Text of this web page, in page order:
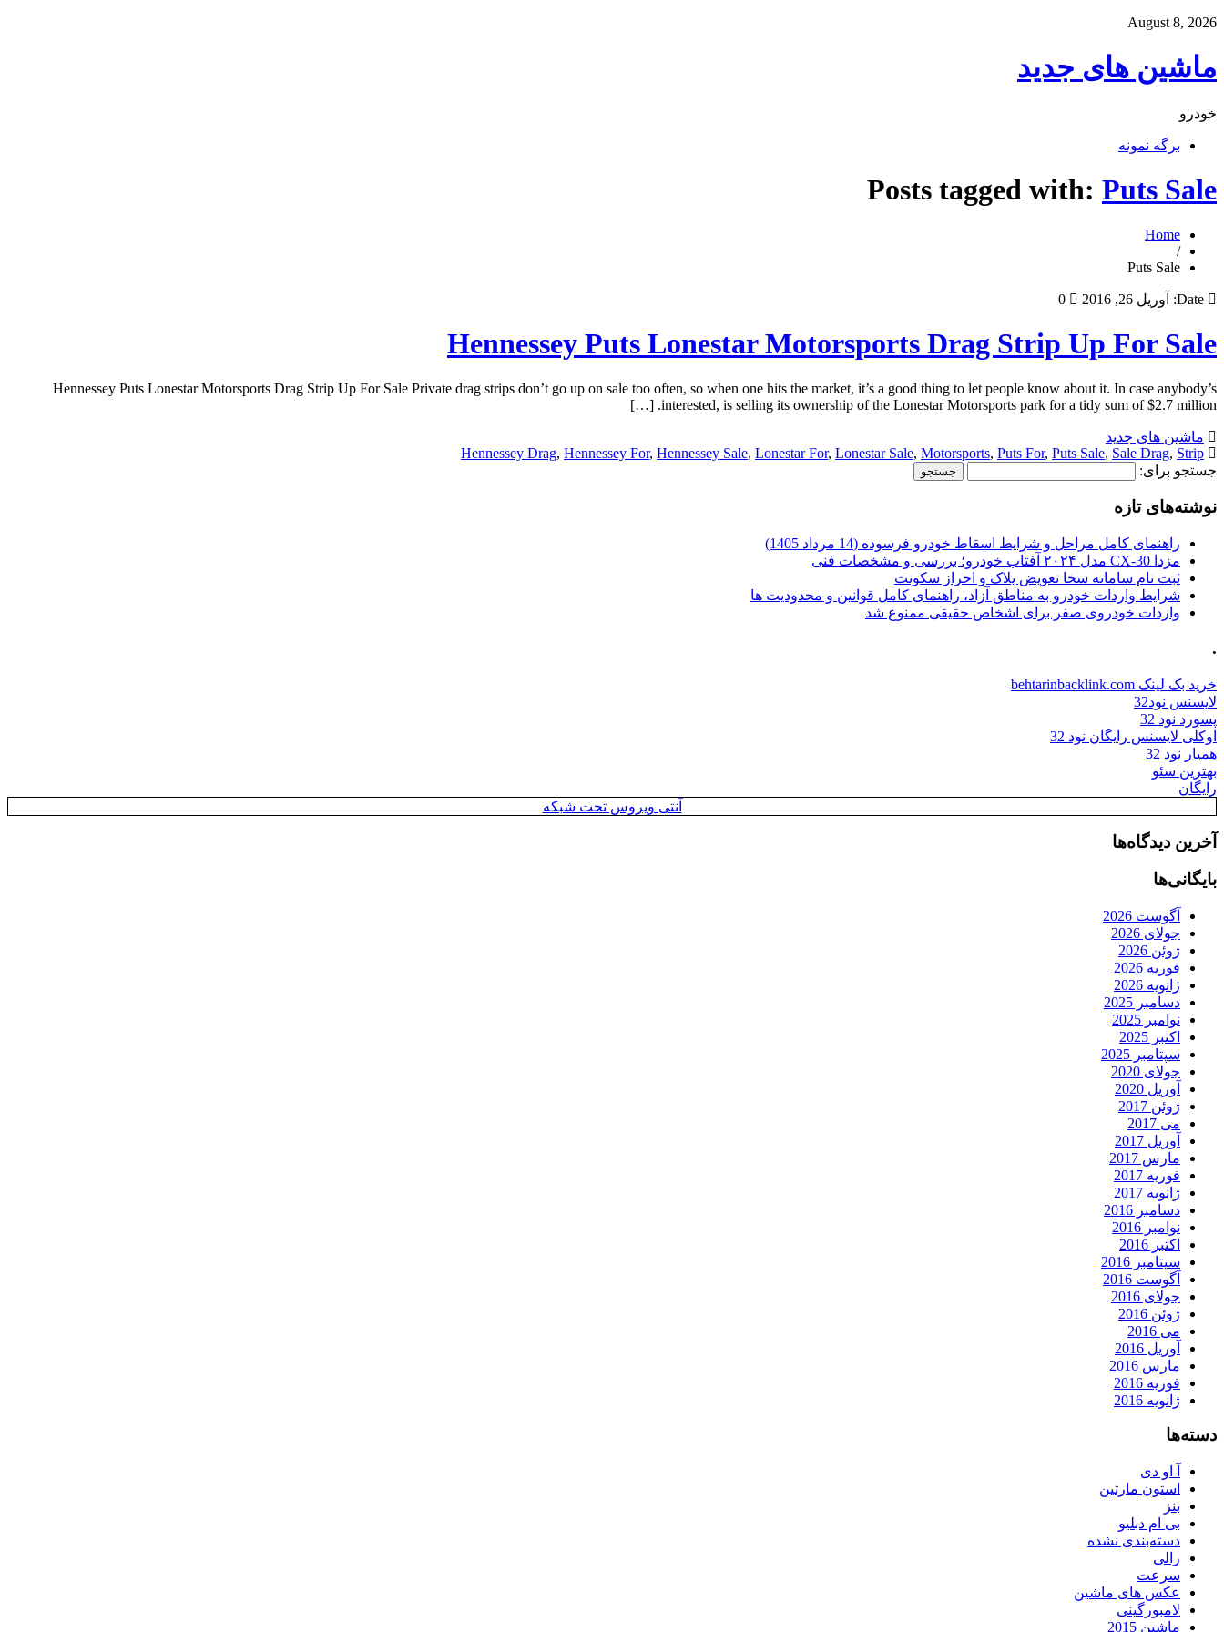
August 8, 2026
ماشین های جدید
خودرو
برگه نمونه
Posts tagged with: Puts Sale
Home
/
Puts Sale
Date: آوریل 26, 2016 0
Hennessey Puts Lonestar Motorsports Drag Strip Up For Sale
Hennessey Puts Lonestar Motorsports Drag Strip Up For Sale Private drag strips don’t go up on sale too often, so when one hits the market, it’s a good thing to let people know about it. In case anybody’s
interested, is selling its ownership of the Lonestar Motorsports park for a tidy sum of $2.7 million. […]
ماشین های جدید
Hennessey Drag, Hennessey For, Hennessey Sale, Lonestar For, Lonestar Sale, Motorsports, Puts For, Puts Sale, Sale Drag, Strip
جستجو برای:
نوشته‌های تازه
راهنمای کامل مراحل و شرایط اسقاط خودرو فرسوده (14 مرداد 1405)
مزدا CX-30 مدل ۲۰۲۴ آفتاب خودرو؛ بررسی و مشخصات فنی
ثبت نام سامانه سخا تعویض پلاک و احراز سکونت
شرایط واردات خودرو به مناطق آزاد، راهنمای کامل قوانین و محدودیت ها
واردات خودروی صفر برای اشخاص حقیقی ممنوع شد
.
خرید بک لینک behtarinbacklink.com
لایسنس نود32
پسورد نود 32
اوکلی لایسنس رایگان نود 32
همیار نود 32
بهترین سئو
رایگان
آنتی ویروس تحت شبکه
آخرین دیدگاه‌ها
بایگانی‌ها
آگوست 2026
جولای 2026
ژوئن 2026
فوریه 2026
ژانویه 2026
دسامبر 2025
نوامبر 2025
اکتبر 2025
سپتامبر 2025
جولای 2020
آوریل 2020
ژوئن 2017
می 2017
آوریل 2017
مارس 2017
فوریه 2017
ژانویه 2017
دسامبر 2016
نوامبر 2016
اکتبر 2016
سپتامبر 2016
آگوست 2016
جولای 2016
ژوئن 2016
می 2016
آوریل 2016
مارس 2016
فوریه 2016
ژانویه 2016
دسته‌ها
آ او دی
استون مارتین
بنز
بی ام دبلیو
دسته‌بندی نشده
رالی
سرعت
عکس های ماشین
لامبورگینی
ماشین 2015